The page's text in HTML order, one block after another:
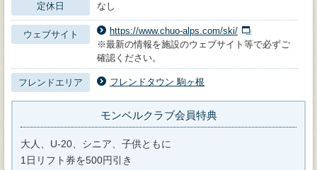
定休日 なし
ウェブサイト
https://www.chuo-alps.com/ski/
※最新の情報を施設のウェブサイト等で必ずご
確認ください。
フレンドエリア フレンドタウン 駒ヶ根
モンベルクラブ会員特典
大人、U-20、シニア、子供ともに
1日リフト券を500円引き